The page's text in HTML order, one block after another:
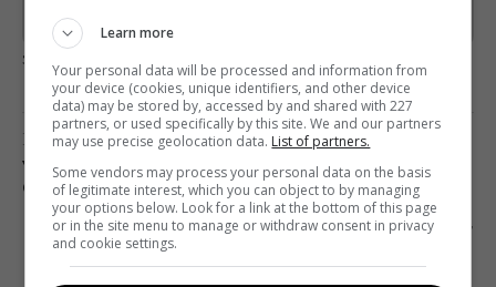
Предоставлено SendPulse
загрузка...
Предыдущий пост
УЧИТЕЛЬ АНГЛИЙСКОГО ЯЗЫКА ИЗ «ШКОЛЫ»
СДЕЛАЕТ СЕБЕ ТАТУ
Следующий пост
«ДОЛБАНЫЙ ЖУЖЖАЩИЙ “ДЮНКЕРК”»: ЧЛЕН
Learn more
Your personal data will be processed and information from
your device (cookies, unique identifiers, and other device
data) may be stored by, accessed by and shared with 227
partners, or used specifically by this site. We and our partners
may use precise geolocation data. List of partners.
Some vendors may process your personal data on the basis
of legitimate interest, which you can object to by managing
your options below. Look for a link at the bottom of this page
or in the site menu to manage or withdraw consent in privacy
and cookie settings.